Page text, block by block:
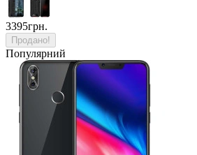
3395грн.
Продано!
Популярний